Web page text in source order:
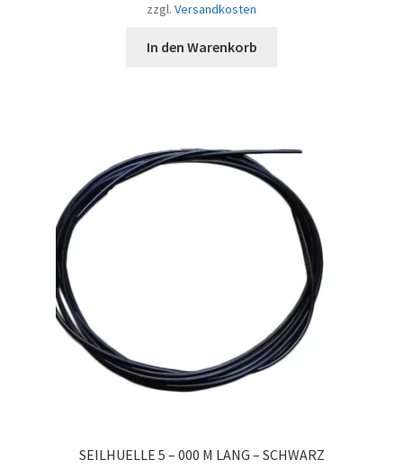
zzgl. Versandkosten
In den Warenkorb
SEILHUELLE 5 – 000 M LANG – SCHWARZ